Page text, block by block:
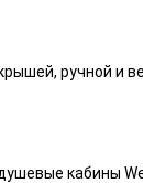
ручной и
кабины